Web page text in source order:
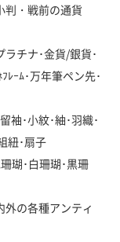
判・戦前の通貨
チナ･金貨/銀貨･
ﾚｰﾑ･万年筆ペン先･
袖･小紋･紬･羽織･
紐･扇子
瑚･白珊瑚･黒珊
の各種アンティ